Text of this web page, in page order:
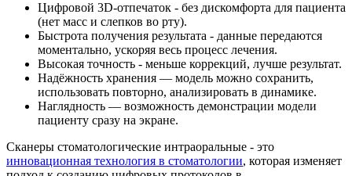
Цифровой 3D-отпечаток - без дискомфорта для пациента
(нет масс и слепков во рту).
Быстрота получения результата - данные передаются
моментально, ускоряя весь процесс лечения.
Высокая точность - меньше коррекций, лучше результат.
Надёжность хранения — модель можно сохранить,
использовать повторно, анализировать в динамике.
Наглядность — возможность демонстрации модели
пациенту сразу на экране.
Cканеры стоматологические интраоральные - это
инновационная технология в стоматологии, которая изменяет